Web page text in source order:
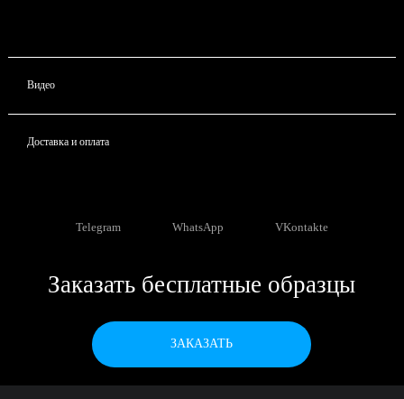
Видео
Доставка и оплата
Telegram WhatsApp VKontakte
Заказать бесплатные образцы
ЗАКАЗАТЬ